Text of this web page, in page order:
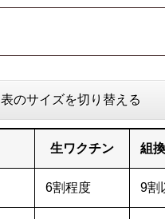
表のサイズを切り替える
生ワクチン 組
6割程度 9割